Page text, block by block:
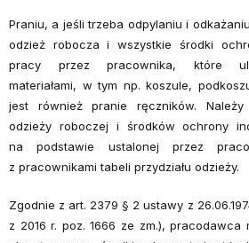
Praniu, a jeśli trzeba odpylaniu i
odzież robocza i wszystkie środki
pracy przez pracownika, które
materiałami, w tym np. koszule,
jest również pranie ręczników. Należy
odzieży roboczej i środków ochrony
na podstawie ustalonej przez
z pracownikami tabeli przydziału odzieży.
Zgodnie z art. 2379 § 2 ustawy z
z 2016 r. poz. 1666 ze zm.), pracodawca